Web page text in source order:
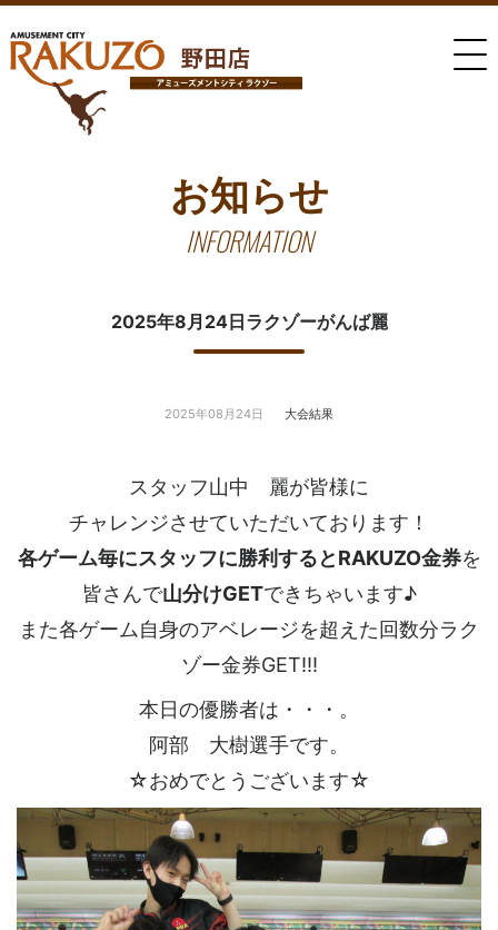
お知らせ
INFORMATION
2025年8月24日ラクゾーがんば麗
2025年08月24日 大会結果
スタッフ山中 麗が皆様に
チャレンジさせていただいております！
各ゲーム毎にスタッフに勝利するとRAKUZO金券を
皆さんで山分けGETできちゃいます♪
また各ゲーム自身のアベレージを超えた回数分ラク
ゾー金券GET!!!
本日の優勝者は・・・。
阿部 大樹選手です。
☆おめでとうございます☆